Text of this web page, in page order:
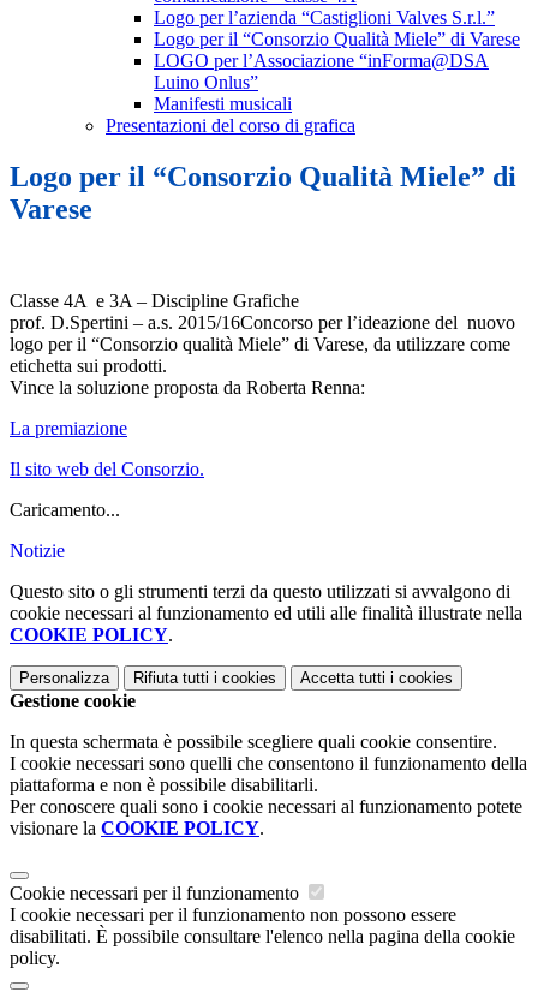
Logo per l’azienda “Castiglioni Valves S.r.l.”
Logo per il “Consorzio Qualità Miele” di Varese
LOGO per l’Associazione “inForma@DSA
Luino Onlus”
Manifesti musicali
Presentazioni del corso di grafica
Logo per il “Consorzio Qualità Miele” di
Varese
Classe 4A e 3A – Discipline Grafiche
prof. D.Spertini – a.s. 2015/16Concorso per l’ideazione del nuovo
logo per il “Consorzio qualità Miele” di Varese, da utilizzare come
etichetta sui prodotti.
Vince la soluzione proposta da Roberta Renna:
La premiazione
Il sito web del Consorzio.
Caricamento...
Notizie
Questo sito o gli strumenti terzi da questo utilizzati si avvalgono di
cookie necessari al funzionamento ed utili alle finalità illustrate nella
COOKIE POLICY.
Personalizza Rifiuta tutti i cookies Accetta tutti i cookies
Gestione cookie
In questa schermata è possibile scegliere quali cookie consentire.
I cookie necessari sono quelli che consentono il funzionamento della
piattaforma e non è possibile disabilitarli.
Per conoscere quali sono i cookie necessari al funzionamento potete
visionare la COOKIE POLICY.
Cookie necessari per il funzionamento
I cookie necessari per il funzionamento non possono essere
disabilitati. È possibile consultare l'elenco nella pagina della cookie
policy.